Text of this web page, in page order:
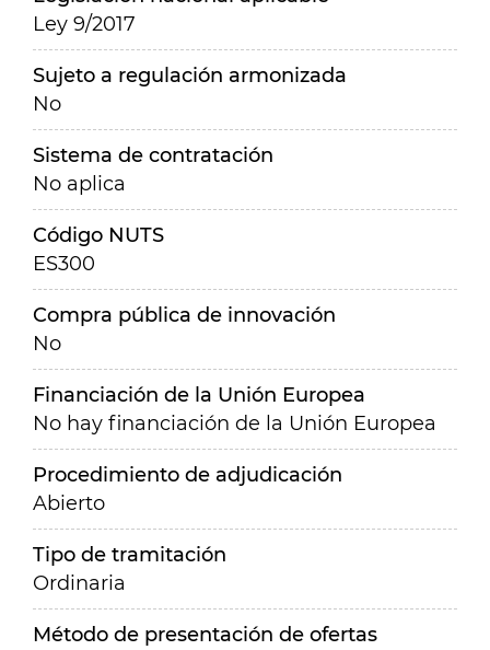
Ley 9/2017
Sujeto a regulación armonizada
No
Sistema de contratación
No aplica
Código NUTS
ES300
Compra pública de innovación
No
Financiación de la Unión Europea
No hay financiación de la Unión Europea
Procedimiento de adjudicación
Abierto
Tipo de tramitación
Ordinaria
Método de presentación de ofertas